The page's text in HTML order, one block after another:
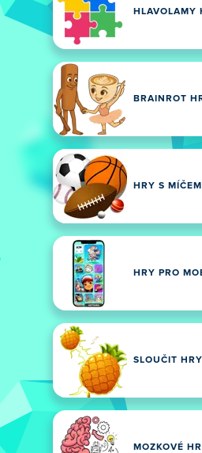
HLAVOLAMY
BRAINROT
HRY S MÍČEM
HRY PRO
SLOUČIT HRY
MOZKOVÉ